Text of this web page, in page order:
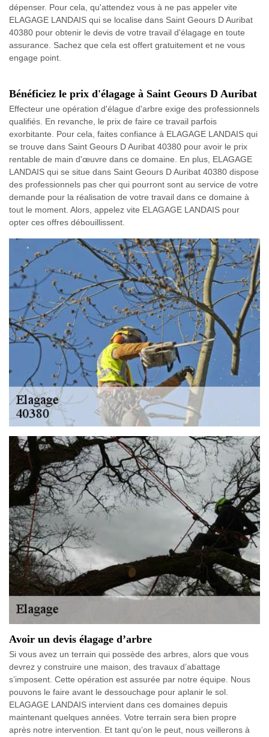
dépenser. Pour cela, qu'attendez vous à ne pas appeler vite
ELAGAGE LANDAIS qui se localise dans Saint Geours D Auribat
40380 pour obtenir le devis de votre travail d'élagage en toute
assurance. Sachez que cela est offert gratuitement et ne vous
engage point.
Bénéficiez le prix d'élagage à Saint Geours D Auribat
Effecteur une opération d'élague d'arbre exige des professionnels
qualifiés. En revanche, le prix de faire ce travail parfois
exorbitante. Pour cela, faites confiance à ELAGAGE LANDAIS qui
se trouve dans Saint Geours D Auribat 40380 pour avoir le prix
rentable de main d'œuvre dans ce domaine. En plus, ELAGAGE
LANDAIS qui se situe dans Saint Geours D Auribat 40380 dispose
des professionnels pas cher qui pourront sont au service de votre
demande pour la réalisation de votre travail dans ce domaine à
tout le moment. Alors, appelez vite ELAGAGE LANDAIS pour
opter ces offres débouillissent.
Avoir un devis élagage d’arbre
Si vous avez un terrain qui possède des arbres, alors que vous
devrez y construire une maison, des travaux d’abattage
s’imposent. Cette opération est assurée par notre équipe. Nous
pouvons le faire avant le dessouchage pour aplanir le sol.
ELAGAGE LANDAIS intervient dans ces domaines depuis
maintenant quelques années. Votre terrain sera bien propre
après notre intervention. Et tant qu’on le peut, nous veillerons à